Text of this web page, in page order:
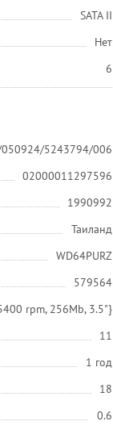
SATA II
Нет
6
5243794/006
02000011297596
1990992
Таиланд
WD64PURZ
579564
rpm, 256Mb, 3.5"}
11
1 год
18
0.6